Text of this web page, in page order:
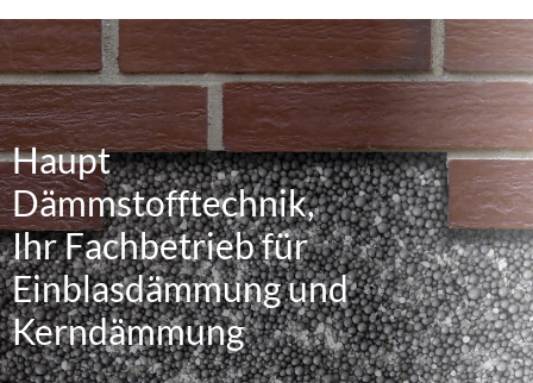
Haupt
Dämmstofftechnik,
Ihr Fachbetrieb für
Einblasdämmung und
Kerndämmung